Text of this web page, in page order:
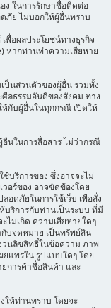
ง ในการรักษาชื่อติดต่อ
ภัย ไม่บอกให้ผู้อื่นทราบ
พื่อผลประโยชน์ทางธุรกิจ
หากท่านทำความเสียหาย
ป็นส่วนตัวของผู้อื่น รวมทั้ง
ลธรรมอันดีของสังคม ทาง
ห้กับผู้อื่นในทุกกรณี เปิดให้
นในการสื่อสาร ไม่ว่ากรณี
บริการของ ซึ่งอาจจะไม่
วอร์ของ อาจขัดข้องโดย
อดภัยในการใช้เว็บ เพื่อสั่ง
บริการกับท่านเป็นระบบ ที่มี
ไม่เกิด ความเสียหายใดๆ
บจดหมาย เป็นทรัพย์สิน
วนลิขสิทธิ์ในข้อความ ภาพ
ยแพร่ใน รูปแบบใดๆ โดย
การค้าชื่อสินค้า และ
ให้ท่านทราบ โดยจะ